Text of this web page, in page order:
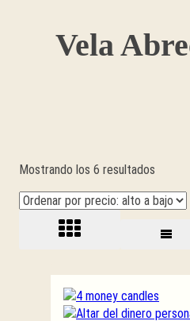
Vela
Mostrando los 6 resultados
precio: